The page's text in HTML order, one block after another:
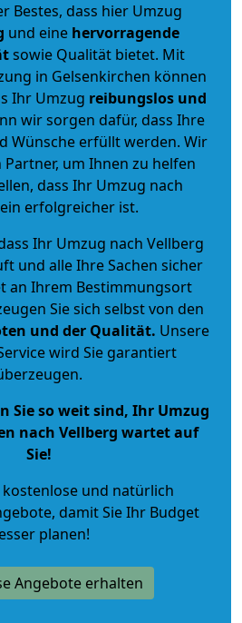
Bestes, dass hier Umzug
und eine hervorragende
sowie Qualität bietet. Mit
in Gelsenkirchen können
Ihr Umzug reibungslos und
wir sorgen dafür, dass Ihre
Wünsche erfüllt werden. Wir
um Ihnen zu helfen
dass Ihr Umzug nach
erfolgreicher ist.
Ihr Umzug nach Vellberg
und alle Ihre Sachen sicher
an Ihrem Bestimmungsort
Sie sich selbst von den
und der Qualität. Unsere
wird Sie garantiert
Sie so weit sind, Ihr Umzug
nach Vellberg wartet auf
Sie!
kostenlose und natürlich
, damit Sie Ihr Budget
planen!
Angebote erhalten